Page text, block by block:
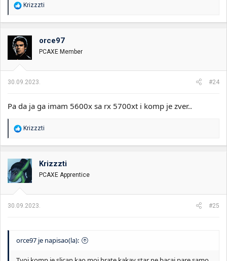
R
a
o
v
a
n
:
Krizzzti
orce97
PCAXE Member
30.09.2023. #24
Pa da ja ga imam 5600x sa rx 5700xt i komp je zver..
R
a
o
v
a
n
:
Krizzzti
Krizzzti
PCAXE Apprentice
30.09.2023. #25
orce97 je napisao(la):